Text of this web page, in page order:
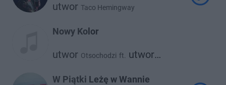
utwor Taco Hemingway
Nowy Kolor
utwor Otsochodzi ft. utwor
W Piątki Leżę w Wannie